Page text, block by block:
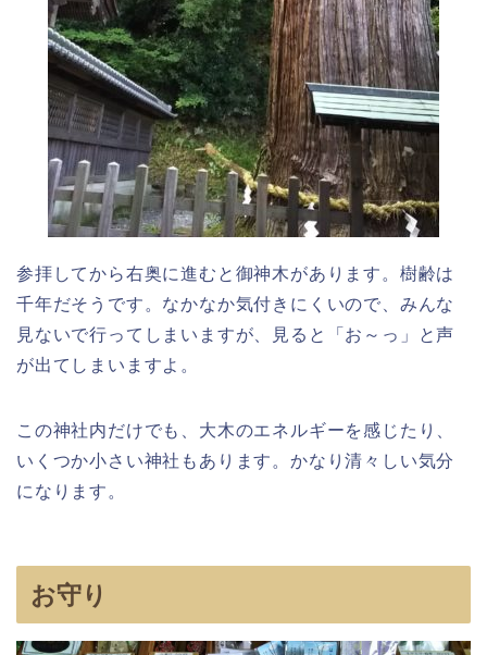
参拝してから右奥に進むと御神木があります。樹齢は
千年だそうです。なかなか気付きにくいので、みんな
見ないで行ってしまいますが、見ると「お～っ」と声
が出てしまいますよ。
この神社内だけでも、大木のエネルギーを感じたり、
いくつか小さい神社もあります。かなり清々しい気分
になります。
お守り